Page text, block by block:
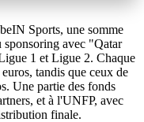
Sports, une somme
sponsoring avec "Qatar
1 et Ligue 2. Chaque
tandis que ceux de
Une partie des fonds
et à l'UNFP, avec
finale.